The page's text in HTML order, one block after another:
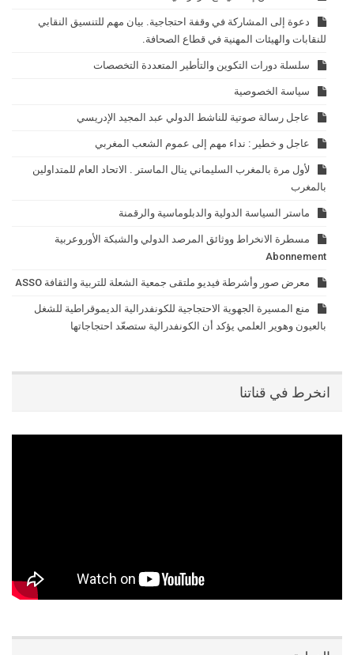
دعوة إلى المشاركة في وقفة احتجاجية. بيان مهم للتنسيق النقابي
للنقابات والهيئات المهنية في قطاع الصحافة.
سلسلة دورات التكوين والتأطير المتعددة التخصصات
سياسة الخصوصية
عاجل رسالة صوتية للناشط الدولي عبد المجيد الإدريسي
عاجل و خطير : نداء مهم إلى عموم الشعب المغربي
لأول مرة بالمغرب السليماني ينال الماستر . الاتحاد العام للمتداولين
بالمغرب
ماستر السياسة الدولية والدبلوماسية والرقمنة
مسطرة الانخراط ووثائق المرصد الدولي والشبكة الأوروعربية
Abonnement
معرض صور وأشرطة فيديو ملتقى جمعية الشعلة للتربية والثقافة ASSO
منع المسيرة الجهوية الاحتجاجية للكونفدرالية الديموقراطية للشغل
بالعيون وهوير العلمي يؤكد أن الكونفدرالية ستصعّد احتجاجاتها
انخرط في قناتنا